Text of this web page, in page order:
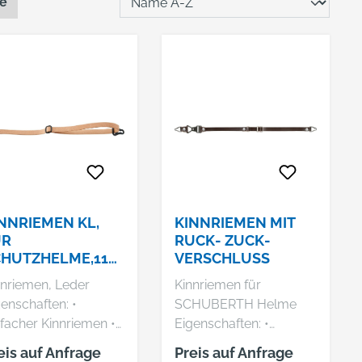
KL,
VOSS
Leder
•
Kinnriemen •
Schiebeschnalle •
auf Anfrage
KINNRIEMEN MIT
RUCK- ZUCK-
VERSCHLUSS
Kinnriemen für
SCHUBERTH Helme
Eigenschaften: •
Gewährleistet einen
Preis auf Anfrage